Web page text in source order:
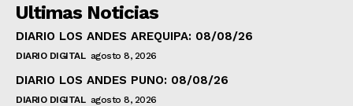
Ultimas Noticias
DIARIO LOS ANDES AREQUIPA: 08/08/26
DIARIO DIGITAL agosto 8, 2026
DIARIO LOS ANDES PUNO: 08/08/26
DIARIO DIGITAL agosto 8, 2026